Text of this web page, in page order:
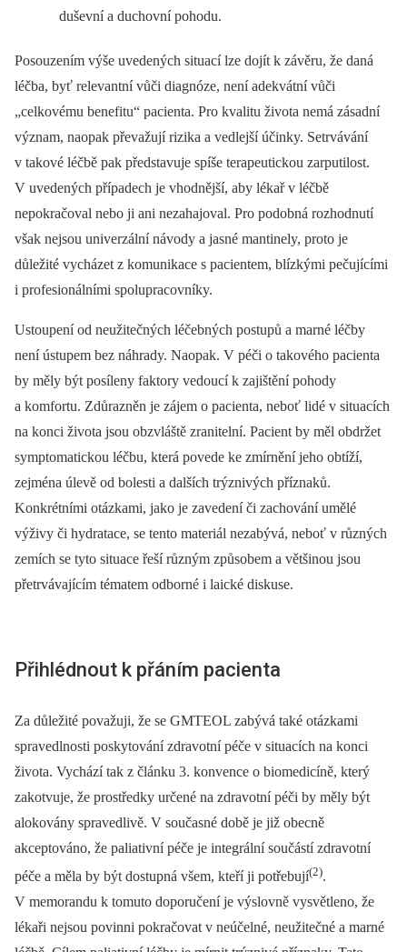
duševní a duchovní pohodu.
Posouzením výše uvedených situací lze dojít k závěru, že daná
léčba, byť relevantní vůči diagnóze, není adekvátní vůči
„celkovému benefitu“ pacienta. Pro kvalitu života nemá zásadní
význam, naopak převažují rizika a vedlejší účinky. Setrvávání
v takové léčbě pak představuje spíše terapeutickou zarputilost.
V uvedených případech je vhodnější, aby lékař v léčbě
nepokračoval nebo ji ani nezahajoval. Pro podobná rozhodnutí
však nejsou univerzální návody a jasné mantinely, proto je
důležité vycházet z komunikace s pacientem, blízkými pečujícími
i profesionálními spolupracovníky.
Ustoupení od neužitečných léčebných postupů a marné léčby
není ústupem bez náhrady. Naopak. V péči o takového pacienta
by měly být posíleny faktory vedoucí k zajištění pohody
a komfortu. Zdůrazněn je zájem o pacienta, neboť lidé v situacích
na konci života jsou obzvláště zranitelní. Pacient by měl obdržet
symptomatickou léčbu, která povede ke zmírnění jeho obtíží,
zejména úlevě od bolesti a dalších trýznivých příznaků.
Konkrétními otázkami, jako je zavedení či zachování umělé
výživy či hydratace, se tento materiál nezabývá, neboť v různých
zemích se tyto situace řeší různým způsobem a většinou jsou
přetrvávajícím tématem odborné i laické diskuse.
Přihlédnout k přáním pacienta
Za důležité považuji, že se GMTEOL zabývá také otázkami
spravedlnosti poskytování zdravotní péče v situacích na konci
života. Vychází tak z článku 3. konvence o biomedicíně, který
zakotvuje, že prostředky určené na zdravotní péči by měly být
alokovány spravedlivě. V současné době je již obecně
akceptováno, že paliativní péče je integrální součástí zdravotní
péče a měla by být dostupná všem, kteří ji potřebují(2).
V memorandu k tomuto doporučení je výslovně vysvětleno, že
lékaři nejsou povinni pokračovat v neúčelné, neužitečné a marné